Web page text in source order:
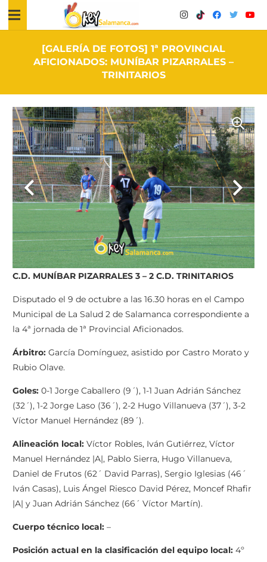
[GALERÍA DE FOTOS] 1ª PROVINCIAL
AFICIONADOS: MUNÍBAR PIZARRALES –
TRINITARIOS
C.D. MUNÍBAR PIZARRALES 3 – 2 C.D. TRINITARIOS
Disputado el 9 de octubre a las 16.30 horas en el Campo
Municipal de La Salud 2 de Salamanca correspondiente a
la 4ª jornada de 1ª Provincial Aficionados.
Árbitro: García Domínguez, asistido por Castro Morato y
Rubio Olave.
Goles: 0-1 Jorge Caballero (9´), 1-1 Juan Adrián Sánchez
(32´), 1-2 Jorge Laso (36´), 2-2 Hugo Villanueva (37´), 3-2
Víctor Manuel Hernández (89´).
Alineación local: Víctor Robles, Iván Gutiérrez, Víctor
Manuel Hernández |A|, Pablo Sierra, Hugo Villanueva,
Daniel de Frutos (62´ David Parras), Sergio Iglesias (46´
Iván Casas), Luis Ángel Riesco David Pérez, Moncef Rhafir
|A| y Juan Adrián Sánchez (66´ Víctor Martín).
Cuerpo técnico local: –
Posición actual en la clasificación del equipo local: 4º